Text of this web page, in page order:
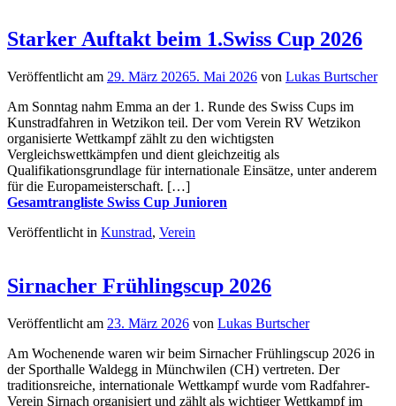
Starker Auftakt beim 1.Swiss Cup 2026
Veröffentlicht am 29. März 20265. Mai 2026 von Lukas Burtscher
Am Sonntag nahm Emma an der 1. Runde des Swiss Cups im
Kunstradfahren in Wetzikon teil. Der vom Verein RV Wetzikon
organisierte Wettkampf zählt zu den wichtigsten
Vergleichswettkämpfen und dient gleichzeitig als
Qualifikationsgrundlage für internationale Einsätze, unter anderem
für die Europameisterschaft. […]
Gesamtrangliste Swiss Cup Junioren
Veröffentlicht in Kunstrad, Verein
Sirnacher Frühlingscup 2026
Veröffentlicht am 23. März 2026 von Lukas Burtscher
Am Wochenende waren wir beim Sirnacher Frühlingscup 2026 in
der Sporthalle Waldegg in Münchwilen (CH) vertreten. Der
traditionsreiche, internationale Wettkampf wurde vom Radfahrer-
Verein Sirnach organisiert und zählt als wichtiger Wettkampf im